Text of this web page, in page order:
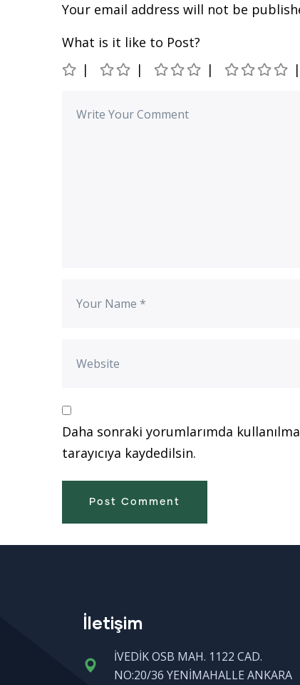
Your email address will not be
What is it like to Post?
Daha sonraki yorumlarımda
tarayıcıya kaydedilsin.
İletişim
İVEDİK OSB MAH. 1122 CAD.
NO:20/36 YENİMAHALLE ANKARA